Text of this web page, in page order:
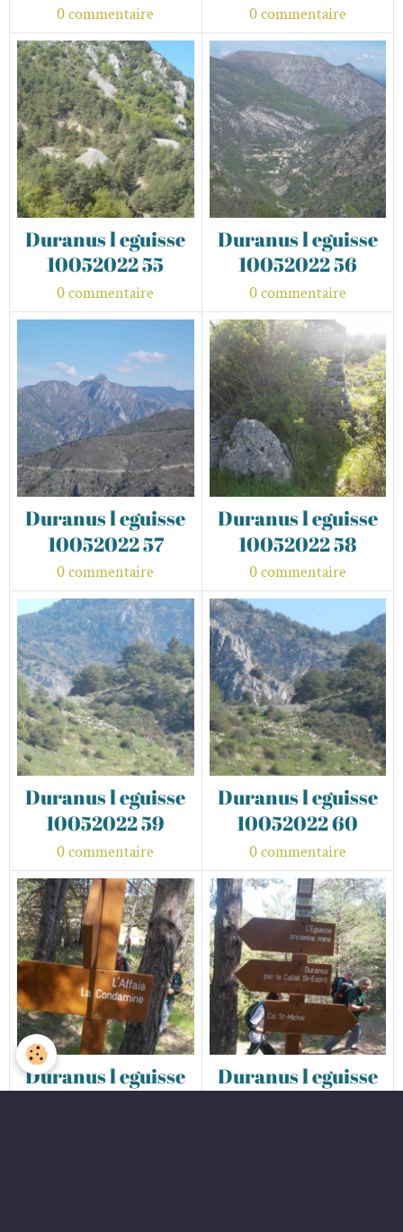
0 commentaire 0 commentaire
Duranus l eguisse
10052022 55
0 commentaire
Duranus l eguisse
10052022 56
0 commentaire
Duranus l eguisse
10052022 57
0 commentaire
Duranus l eguisse
10052022 58
0 commentaire
Duranus l eguisse
10052022 59
0 commentaire
Duranus l eguisse
10052022 60
0 commentaire
Duranus l eguisse
Duranus l eguisse